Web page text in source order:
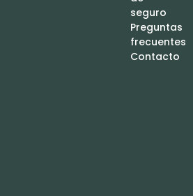
seguro
Preguntas
frecuentes
Contacto